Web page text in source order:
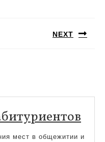
NEXT
для
мест в общежитии и